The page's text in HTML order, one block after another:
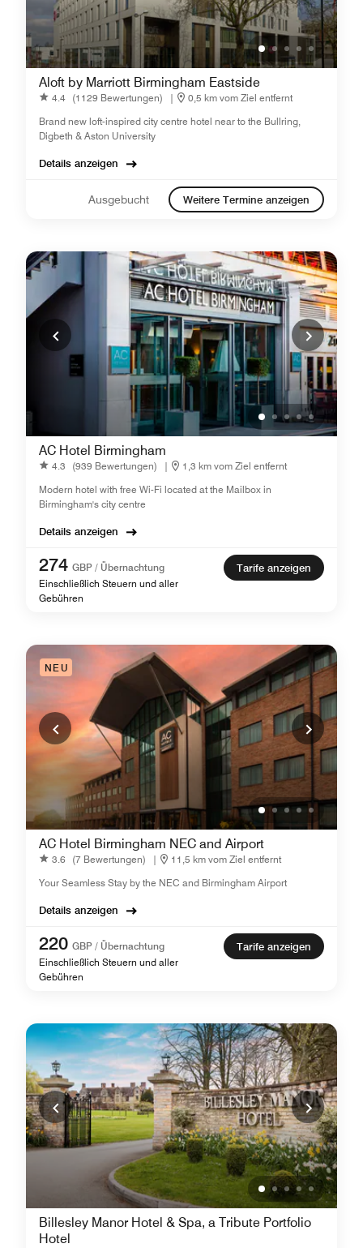
Aloft by Marriott Birmingham Eastside
4.4 (1129 Bewertungen) |
0,5 km vom Ziel entfernt
Brand new loft-inspired city centre hotel near to the Bullring,
Digbeth & Aston University
Details anzeigen
Ausgebucht Weitere Termine anzeigen
AC Hotel Birmingham
4.3 (939 Bewertungen) |
1,3 km vom Ziel entfernt
Modern hotel with free Wi-Fi located at the Mailbox in
Birmingham's city centre
Details anzeigen
274 GBP / Übernachtung
Einschließlich Steuern und aller
Gebühren
Tarife anzeigen
NEU
AC Hotel Birmingham NEC and Airport
3.6 (7 Bewertungen) |
11,5 km vom Ziel entfernt
Your Seamless Stay by the NEC and Birmingham Airport
Details anzeigen
220 GBP / Übernachtung
Einschließlich Steuern und aller
Gebühren
Tarife anzeigen
Billesley Manor Hotel & Spa, a Tribute Portfolio
Hotel